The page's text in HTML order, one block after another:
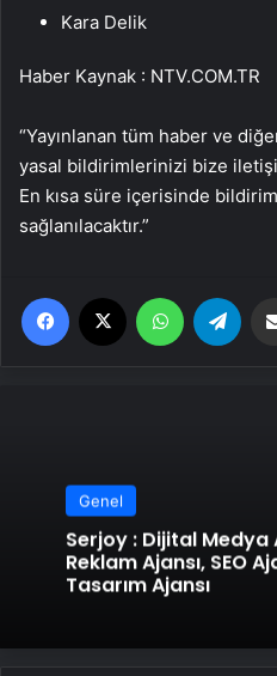
Kara Delik
Haber Kaynak : NTV.COM.TR
“Yayınlanan tüm haber ve
yasal bildirimlerinizi bize
En kısa süre içerisinde
sağlanılacaktır.”
Facebook WhatsApp
Genel
Serjoy : Dijital Medya Ajansı, Google
Reklam Ajansı, SEO
Tasarım Ajansı